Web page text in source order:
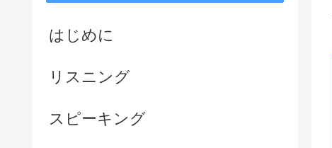
はじめに
リスニング
スピーキング